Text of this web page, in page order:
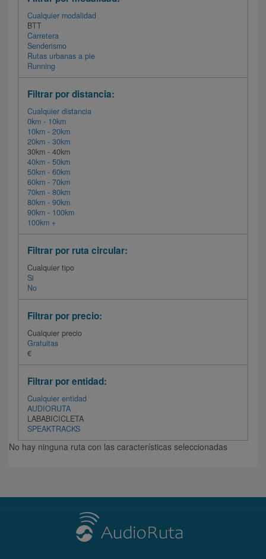
Cualquier modalidad
BTT
Carretera
Senderismo
Rutas urbanas a pie
Running
Filtrar por distancia:
Cualquier distancia
0km - 10km
10km - 20km
20km - 30km
30km - 40km
40km - 50km
50km - 60km
60km - 70km
70km - 80km
80km - 90km
90km - 100km
100km +
Filtrar por ruta circular:
Cualquier tipo
Si
No
Filtrar por precio:
Cualquier precio
Gratuitas
€
Filtrar por entidad:
Cualquier entidad
AUDIORUTA
LABABICICLETA
SPEAKTRACKS
No hay ninguna ruta con las características seleccionadas